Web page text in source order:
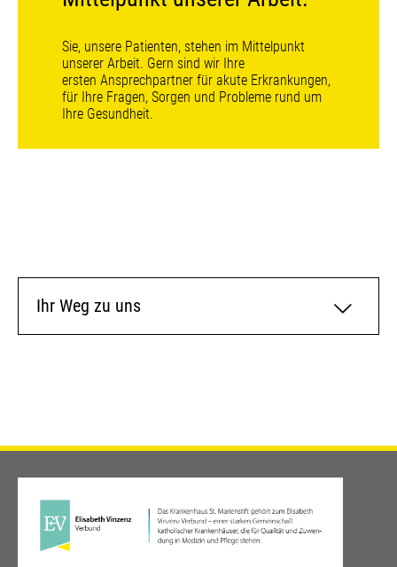
Sie, unsere Patienten, stehen im Mittelpunkt
unserer Arbeit. Gern sind wir Ihre
ersten Ansprechpartner für akute Erkrankungen,
für Ihre Fragen, Sorgen und Probleme rund um
Ihre Gesundheit.
Ihr Weg zu uns